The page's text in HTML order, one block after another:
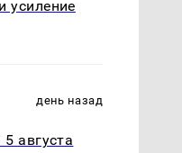
усиление
день назад
августа